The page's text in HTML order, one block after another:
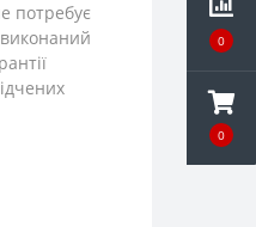
0
0
потребує